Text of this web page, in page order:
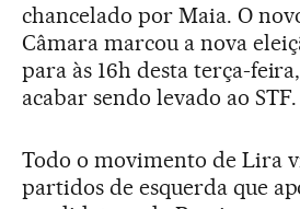
chancelado por Maia. O
Câmara marcou a nova
para às 16h desta terça-
acabar sendo levado ao STF.
Todo o movimento de Lira
partidos de esquerda que